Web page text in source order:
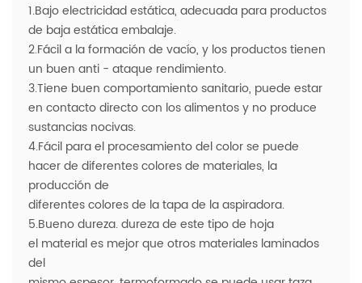
1.Bajo electricidad estática, adecuada para productos
de baja estática embalaje.
2.Fácil a la formación de vacío, y los productos tienen
un buen anti - ataque rendimiento.
3.Tiene buen comportamiento sanitario, puede estar
en contacto directo con los alimentos y no produce
sustancias nocivas.
4.Fácil para el procesamiento del color se puede
hacer de diferentes colores de materiales, la
producción de
diferentes colores de la tapa de la aspiradora.
5.Bueno dureza. dureza de este tipo de hoja
el material es mejor que otros materiales laminados
del